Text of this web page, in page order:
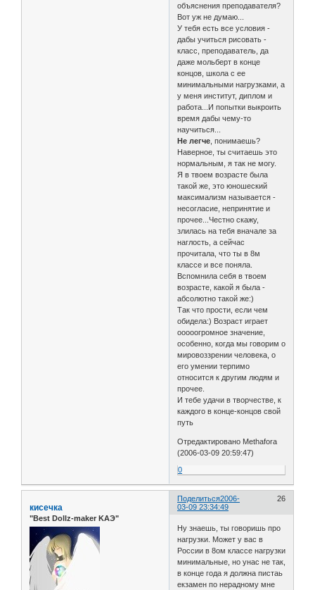
объяснения преподавателя?
Вот уж не думаю...
У тебя есть все условия -
дабы учиться рисовать -
класс, преподаватель, да
даже мольберт в конце
концов, школа с ее
минимальными нагрузками, а
у меня институт, диплом и
работа...И попытки выкроить
время дабы чему-то
научиться...
Не легче , понимаешь?
Наверное, ты считаешь это
нормальным, я так не могу.
Я в твоем возрасте была
такой же, это юношеский
максимализм называется -
несогласие, непринятие и
прочее...Честно скажу,
злилась на тебя вначале за
наглость, а сейчас
прочитала, что ты в 8м
классе и все поняла.
Вспомнила себя в твоем
возрасте, какой я была -
абсолютно такой же:)
Так что прости, если чем
обидела:) Возраст играет
ооооогромное значение,
особенно, когда мы говорим о
мировоззрении человека, о
его умении терпимо
относится к другим людям и
прочее.
И тебе удачи в творчестве, к
каждого в конце-концов свой
путь
Отредактировано Methafora
(2006-03-09 20:59:47)
0
Поделиться 26
2006-
03-09 23:34:49
кисечка
"Best Dollz-maker KAЭ"
Ну знаешь, ты говоришь про
нагрузки. Может у вас в
России в 8ом классе нагрузки
минимальные, но унас не так,
в конце года я должна пистаь
екзамен по нерадному мне